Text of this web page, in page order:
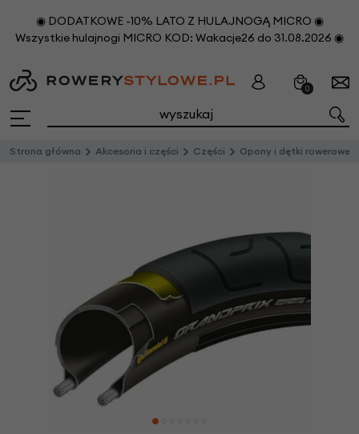
◉ DODATKOWE -10% LATO Z HULAJNOGĄ MICRO ◉
Wszystkie hulajnogi MICRO KOD: Wakacje26 do 31.08.2026 ◉
0
Strona główna Akcesoria i części Części Opony i dętki rowerowe